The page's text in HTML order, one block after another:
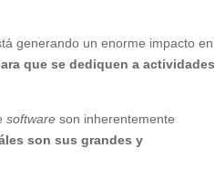
generando un enorme impacto en
que se dediquen a actividades
softwareson inherentemente
son sus grandes y